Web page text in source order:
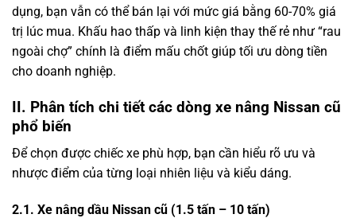
dụng, bạn vẫn có thể bán lại với mức giá bằng 60-70% giá
trị lúc mua. Khấu hao thấp và linh kiện thay thế rẻ như “rau
ngoài chợ” chính là điểm mấu chốt giúp tối ưu dòng tiền
cho doanh nghiệp.
II. Phân tích chi tiết các dòng xe nâng Nissan cũ
phổ biến
Để chọn được chiếc xe phù hợp, bạn cần hiểu rõ ưu và
nhược điểm của từng loại nhiên liệu và kiểu dáng.
2.1. Xe nâng dầu Nissan cũ (1.5 tấn – 10 tấn)